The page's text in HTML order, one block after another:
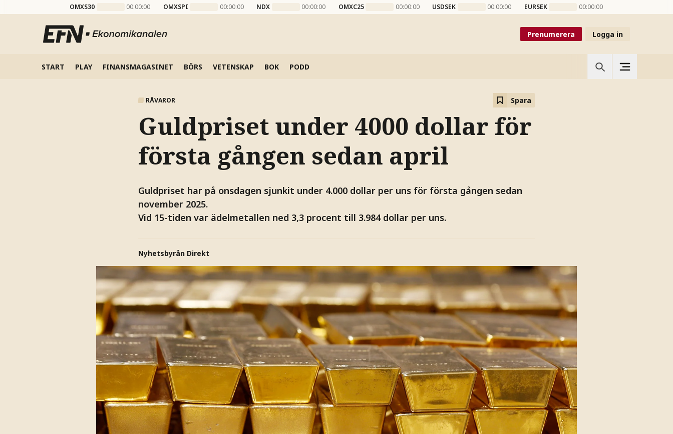
OMXS30 00:00:00 OMXSPI 00:00:00 NDX 00:00:00 OMXC25 00:00:00 USDSEK 00:00:00 EURSEK 00:00:00
Prenumerera Logga in
START PLAY FINANSMAGASINET BÖRS VETENSKAP BOK PODD
RÅVAROR Spara
Guldpriset under 4000 dollar för
första gången sedan april
Guldpriset har på onsdagen sjunkit under 4.000 dollar per uns för första gången sedan
november 2025.
Vid 15-tiden var ädelmetallen ned 3,3 procent till 3.984 dollar per uns.
Nyhetsbyrån Direkt